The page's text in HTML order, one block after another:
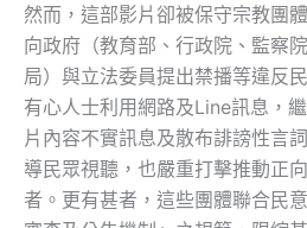
然而，這部影片卻被保守宗教團
向政府（教育部、行政院、監察
局）與立法委員提出禁播等違反
有心人士利用網路及Line訊息，
片內容不實訊息及散布誹謗性言
導民眾視聽，也嚴重打擊推動正
者。更有甚者，這些團體聯合民